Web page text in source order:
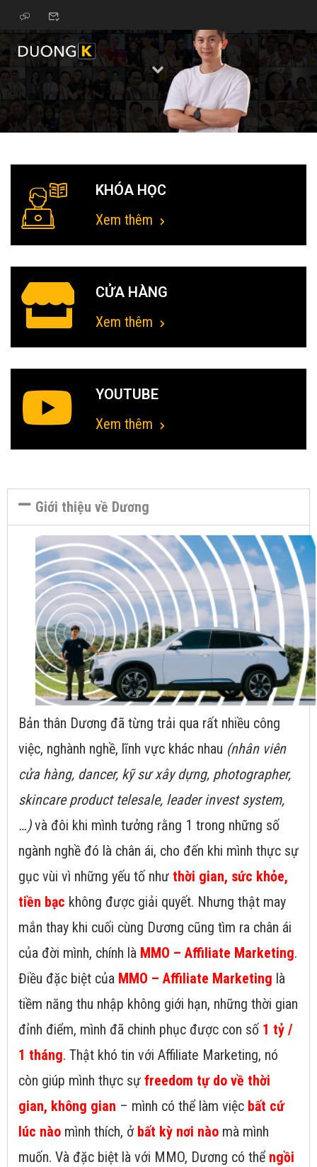
KHÓA HỌC
Xem thêm
CỬA HÀNG
Xem thêm
YOUTUBE
Xem thêm
Giới thiệu về Dương
Bản thân Dương đã từng trải qua rất nhiều công
việc, nghành nghề, lĩnh vực khác nhau (nhân viên
cửa hàng, dancer, kỹ sư xây dựng, photographer,
skincare product telesale, leader invest system,
…)và đôi khi mình tưởng rằng 1 trong những số
ngành nghề đó là chân ái, cho đến khi mình thực sự
gục vùi vì những yếu tố như thời gian, sức khỏe,
tiền bạc không được giải quyết. Nhưng thật may
mắn thay khi cuối cùng Dương cũng tìm ra chân ái
của đời mình, chính là MMO – Affiliate Marketing.
Điều đặc biệt của MMO – Affiliate Marketing là
tiềm năng thu nhập không giới hạn, những thời gian
đỉnh điểm, mình đã chinh phục được con số 1 tỷ /
1 tháng. Thật khó tin với Affiliate Marketing, nó
còn giúp mình thực sự freedom tự do về thời
gian, không gian – mình có thể làm việc bất cứ
lúc nào mình thích, ở bất kỳ nơi nào mà mình
muốn. Và đặc biệt là với MMO, Dương có thể ngồi